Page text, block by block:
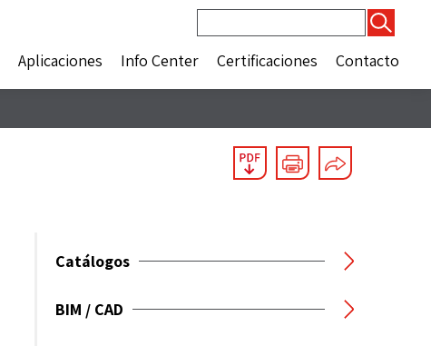
Aplicaciones Info Center Certificaciones Contacto
Catálogos
BIM / CAD